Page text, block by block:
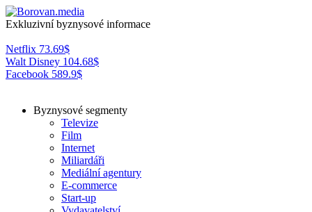
Exkluzivní byznysové informace
Netflix 73.69$
Walt Disney 104.68$
Facebook 589.9$
Byznysové segmenty
Televize
Film
Internet
Miliardáři
Mediální agentury
E-commerce
Start-up